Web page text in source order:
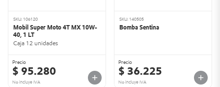
SKU: 106120
Mobil Super Moto 4T MX 10W-
40, 1 LT
Caja 12 unidades
Precio
$ 95.280
No incluye IVA
SKU: 140505
Bomba Sentina
Precio
$ 36.225
No incluye IVA